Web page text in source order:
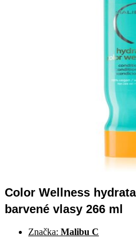
Color Wellness
barvené vlasy 266 ml
Značka: Malibu C